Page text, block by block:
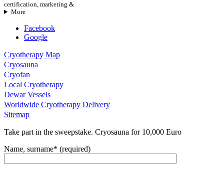
certification, marketing &
More
Facebook
Google
Cryotherapy Map
Cryosauna
Cryofan
Local Cryotherapy
Dewar Vessels
Worldwide Cryotherapy Delivery
Sitemap
Take part in the sweepstake. Cryosauna for 10,000 Euro
Name, surname* (required)